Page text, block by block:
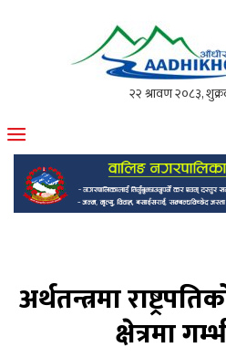
मोफसलकै लोकप्रिय अनलाइन
अर्थतन्त्रमा
क्षेत्रमा